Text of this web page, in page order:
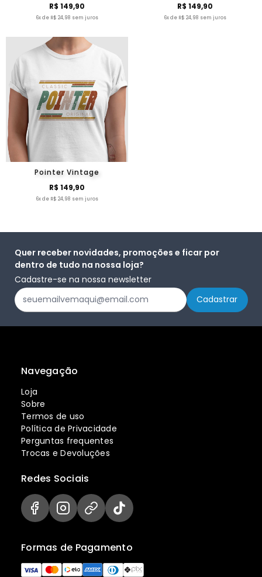
R$ 149,90
6x de R$ 24,98 sem juros
R$ 149,90
6x de R$ 24,98 sem juros
Pointer Vintage
R$ 149,90
6x de R$ 24,98 sem juros
Quer receber novidades, promoções e ficar por
dentro de tudo na nossa loja?
Cadastre-se na nossa newsletter
Navegação
Loja
Sobre
Termos de uso
Política de Privacidade
Perguntas frequentes
Trocas e Devoluções
Formas de Pagamento
Redes Sociais